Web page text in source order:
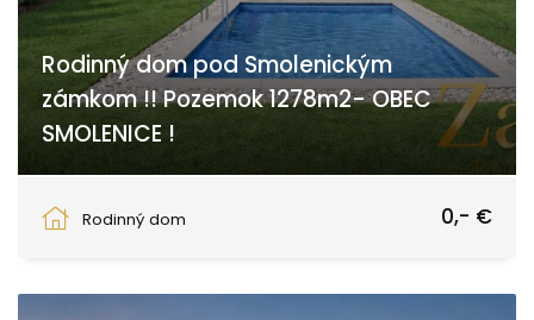
Rodinný dom pod Smolenickým
zámkom !! Pozemok 1278m2- OBEC
SMOLENICE !
Rodinný dom
0,- €